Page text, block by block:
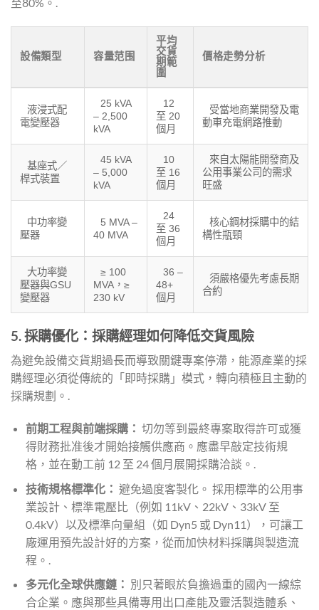
設備類型 容量范围
平均
交貨
期範
圍
價格走勢分析
液浸式配
電變壓器
25 kVA
– 2,500
kVA
12
至 20
個月
受當地商業開發及電
動車充電網路推動
基座式／
桿式裝置
45 kVA
– 5,000
kVA
10
至 16
個月
來自太陽能開發商及
公用事業公司的需求
旺盛
中功率變
壓器
5 MVA –
40 MVA
24
至 36
個月
核心鋼材採購中的結
構性瓶頸
大功率變
壓器與GSU
變壓器
≥ 100
MVA，≥
230 kV
36 –
48+
個月
須嚴格優先考慮長期
合約
5. 採購優化：採購經理如何降低交貨風險
為避免設備交貨期過長而導致關鍵專案停滯，能源產業的採
購經理必須從傳統的「即時採購」模式，轉向積極且主動的
採購規劃。.
前期工程與前端採購： 切勿等到最終專案取得許可或獲
得財務批准後才開始接觸供應商。應盡早敲定技術規
格，並在動工前 12 至 24 個月展開採購洽談。.
技術規格標準化： 避免過度客製化。 採用標準的公用事
業設計、標準電壓比（例如 11kV、22kV、33kV 至
0.4kV）以及標準向量組（如 Dyn5 或 Dyn11），可讓工
廠運用預先設計好的方案，從而加快材料採購與製造流
程。.
多元化全球供應鏈： 別只著眼於負擔過重的國內一線綜
合企業。應與那些具備專用出口產能及靈活製造體系、